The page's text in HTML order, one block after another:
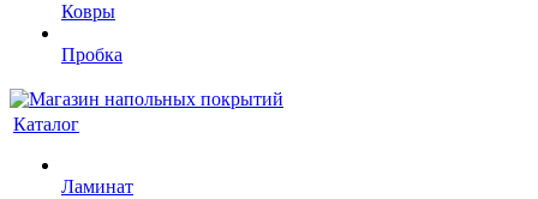
Ковры
Пробка
Каталог
Ламинат